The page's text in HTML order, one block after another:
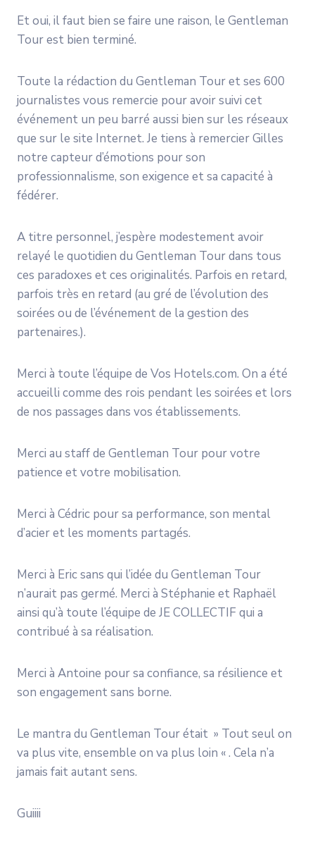
Et oui, il faut bien se faire une raison, le Gentleman
Tour est bien terminé.
Toute la rédaction du Gentleman Tour et ses 600
journalistes vous remercie pour avoir suivi cet
événement un peu barré aussi bien sur les réseaux
que sur le site Internet. Je tiens à remercier Gilles
notre capteur d’émotions pour son
professionnalisme, son exigence et sa capacité à
fédérer.
A titre personnel, j’espère modestement avoir
relayé le quotidien du Gentleman Tour dans tous
ces paradoxes et ces originalités. Parfois en retard,
parfois très en retard (au gré de l’évolution des
soirées ou de l’événement de la gestion des
partenaires.).
Merci à toute l’équipe de Vos Hotels.com. On a été
accueilli comme des rois pendant les soirées et lors
de nos passages dans vos établissements.
Merci au staff de Gentleman Tour pour votre
patience et votre mobilisation.
Merci à Cédric pour sa performance, son mental
d’acier et les moments partagés.
Merci à Eric sans qui l’idée du Gentleman Tour
n’aurait pas germé. Merci à Stéphanie et Raphaël
ainsi qu’à toute l’équipe de JE COLLECTIF qui a
contribué à sa réalisation.
Merci à Antoine pour sa confiance, sa résilience et
son engagement sans borne.
Le mantra du Gentleman Tour était » Tout seul on
va plus vite, ensemble on va plus loin « . Cela n’a
jamais fait autant sens.
Guiiii